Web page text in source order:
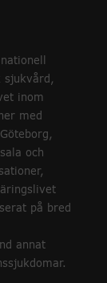
sjukvård,
inom
med
och
på bred
annat